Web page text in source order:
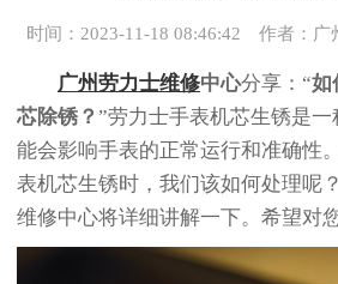
时间：2023-11-18 08:46:42 作者：广
广州劳力士维修中心分享：“如
芯除锈？ ”劳力士手表机芯生锈是
能会影响手表的正常运行和准确性
表机芯生锈时，我们该如何处理呢
维修中心将详细讲解一下。希望对